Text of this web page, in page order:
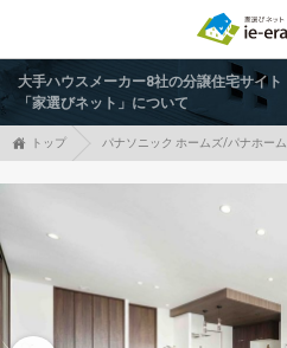
大手ハウスメーカー8社の分譲住宅サイト
「家選びネット」について
トップ パナソニック ホームズ/パナホーム